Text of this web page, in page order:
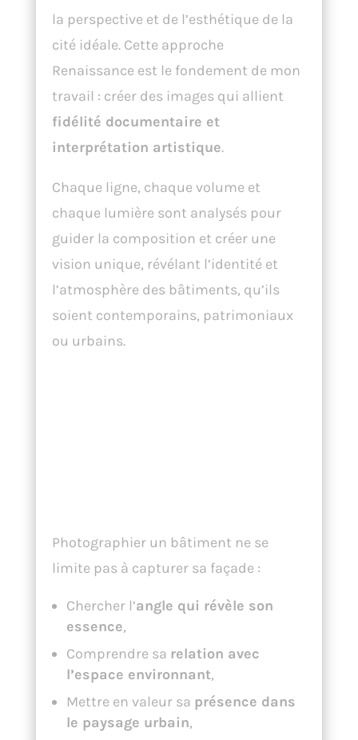
la perspective et de l’esthétique de la
cité idéale. Cette approche
Renaissance est le fondement de mon
travail : créer des images qui allient
fidélité documentaire et
interprétation artistique.
Chaque ligne, chaque volume et
chaque lumière sont analysés pour
guider la composition et créer une
vision unique, révélant l’identité et
l’atmosphère des bâtiments, qu’ils
soient contemporains, patrimoniaux
ou urbains.
Photographier un bâtiment ne se
limite pas à capturer sa façade :
Chercher l’angle qui révèle son
essence,
Comprendre sa relation avec
l’espace environnant,
Mettre en valeur sa présence dans
le paysage urbain,